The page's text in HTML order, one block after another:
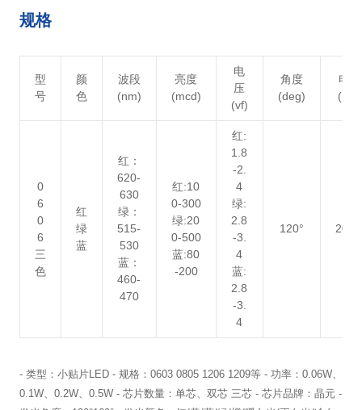
规格
型
号
颜
色
波段
(nm)
亮度
(mcd)
电
压
(vf)
角度
(deg)
电流
(mA)
0
6
0
6
三
色
红
绿
蓝
红：
620-
630
绿：
515-
530
蓝：
460-
470
红:10
0-300
绿:20
0-500
蓝:80
-200
红:
1.8
-2.
4
绿:
2.8
-3.
4
蓝:
2.8
-3.
4
120°
- 类型：小贴片LED - 规格：0603 0805 1206 1209等 - 功率：0.06W、
0.1W、0.2W、0.5W - 芯片数量：单芯、双芯 三芯 - 芯片品牌：晶元 -